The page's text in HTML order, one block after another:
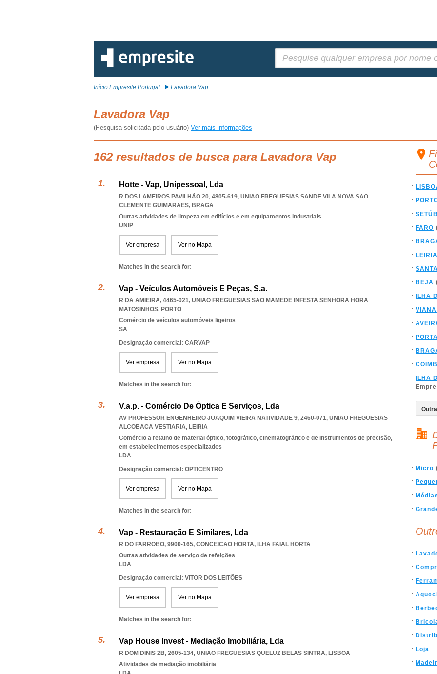
Início Empresite Portugal Lavadora Vap
Lavadora Vap
(Pesquisa solicitada pelo usuário) Ver mais informações
162 resultados de busca para Lavadora Vap
Hotte - Vap, Unipessoal, Lda
R DOS LAMEIROS PAVILHÃO 20, 4805-619, UNIAO FREGUESIAS SANDE VILA NOVA SAO
CLEMENTE GUIMARAES, BRAGA
Outras atividades de limpeza em edifícios e em equipamentos industriais
UNIP
Ver empresa Ver no Mapa
Matches in the search for:
Vap - Veículos Automóveis E Peças, S.a.
R DA AMIEIRA, 4465-021, UNIAO FREGUESIAS SAO MAMEDE INFESTA SENHORA HORA
MATOSINHOS, PORTO
Comércio de veículos automóveis ligeiros
SA
Designação comercial: CARVAP
Ver empresa Ver no Mapa
Matches in the search for:
V.a.p. - Comércio De Óptica E Serviços, Lda
AV PROFESSOR ENGENHEIRO JOAQUIM VIEIRA NATIVIDADE 9, 2460-071, UNIAO FREGUESIAS
ALCOBACA VESTIARIA, LEIRIA
Comércio a retalho de material óptico, fotográfico, cinematográfico e de instrumentos de precisão,
em estabelecimentos especializados
LDA
Designação comercial: OPTICENTRO
Ver empresa Ver no Mapa
Matches in the search for:
Vap - Restauração E Similares, Lda
R DO FARROBO, 9900-165, CONCEICAO HORTA, ILHA FAIAL HORTA
Outras atividades de serviço de refeições
LDA
Designação comercial: VITOR DOS LEITÕES
Ver empresa Ver no Mapa
Matches in the search for:
Vap House Invest - Mediação Imobiliária, Lda
R DOM DINIS 2B, 2605-134, UNIAO FREGUESIAS QUELUZ BELAS SINTRA, LISBOA
Atividades de mediação imobiliária
FARO
LEIRIA
BEJA
ILHA
ILHA
Micro
Médias
Loja